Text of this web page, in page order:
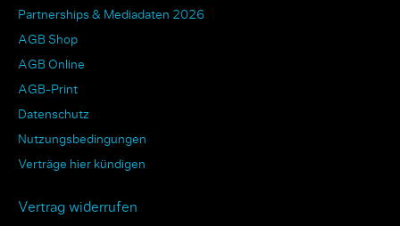
Partnerships & Mediadaten 2026
AGB Shop
AGB Online
AGB-Print
Datenschutz
Nutzungsbedingungen
Verträge hier kündigen
Vertrag widerrufen